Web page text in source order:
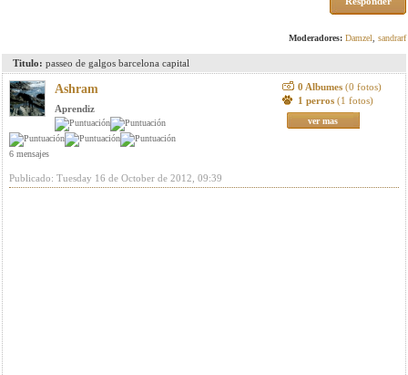
Moderadores: Damzel sandrarf
Titulo: passeo de galgos barcelona capital
Ashram
Aprendiz
6 mensajes
0 Albumes (0 fotos)
1 perros (1 fotos)
ver mas
Publicado: Tuesday 16 de October de 2012, 09:39